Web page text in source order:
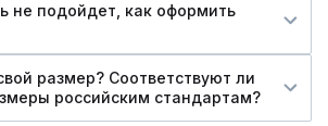
не подойдет, как оформить
размер? Соответствуют ли
российским стандартам?